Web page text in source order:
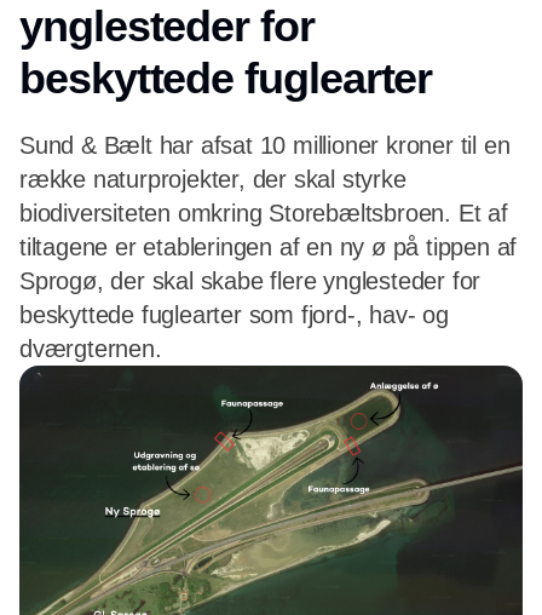
ynglesteder for
beskyttede fuglearter
Sund & Bælt har afsat 10 millioner kroner til en
række naturprojekter, der skal styrke
biodiversiteten omkring Storebæltsbroen. Et af
tiltagene er etableringen af en ny ø på tippen af
Sprogø, der skal skabe flere ynglesteder for
beskyttede fuglearter som fjord-, hav- og
dværgternen.